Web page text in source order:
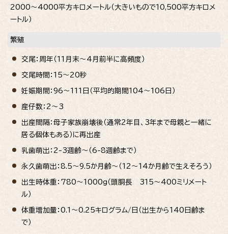
2000～4000平方キロメートル（大きいもので10,500平方キロメ
ートル）
繁殖
交尾：周年（11月末～4月前半に高頻度）
交尾時間：15～20秒
妊娠期間：96～111日（平均的期間104～106日）
産仔数：2～3
出産間隔：母子家族崩壊後（通常2年目、3年まで母親と一緒に
居る個体もある）に再出産
乳歯萌出：2-3週齢～（6-8週齢まで）
永久歯萌出：8.5～9.5か月齢～（12～14か月齢で生えそろう）
出生時体重：780～1000g（頭胴長 315～400ミリメート
ル）
体重増加量：0.1～0.25キログラム/日（出生から140日齢ま
で）